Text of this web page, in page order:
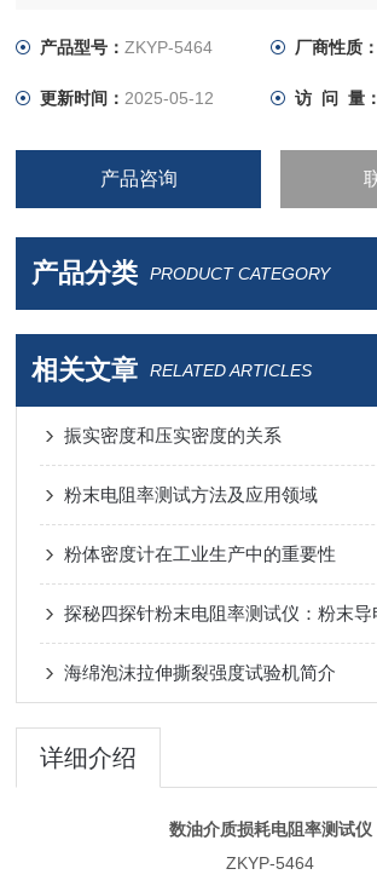
产品型号：ZKYP-5464 厂商性质：
更新时间： 2025-05-12 访 问 量：
产品咨询
产品分类 PRODUCT CATEGORY
相关文章 RELATED ARTICLES
振实密度和压实密度的关系
粉末电阻率测试方法及应用领域
粉体密度计在工业生产中的重要性
探秘四探针粉末电阻率测试仪：粉末
海绵泡沫拉伸撕裂强度试验机简介
详细介绍
数油介质损耗电阻率测试仪
ZKYP-5464